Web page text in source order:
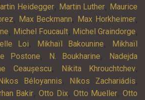
Heidegger, Martin Luther, Maurice
, Max Beckmann, Max Horkheimer,
, Michel Foucault, Michel Graindorge,
Loi, Mikhaïl Bakounine, Mikhaïl
Postone, N. Boukharine, Nadejda
Ceaușescu, Nikita Khrouchtchev,
Béloyannis, Níkos Zachariádis,
Bakir, Otto Dix, Otto Mueller, Otto